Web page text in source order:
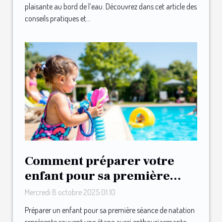
plaisante au bord de l’eau. Découvrez dans cet article des
conseils pratiques et...
Comment préparer votre
enfant pour sa première
séance de natation ?
Mercredi 8 octobre 2025 01:10
Préparer un enfant pour sa première séance de natation